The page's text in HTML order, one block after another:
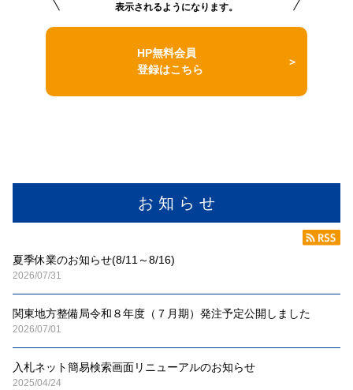
お 知 ら せ
夏季休業のお知らせ(8/11～8/16)
2026/07/31
関東地方整備局令和８年度（７月期）発注予定公開しました
2026/07/01
入札ネット簡易検索画面リニューアルのお知らせ
2025/04/24
表示されるようになります。
HP無料会員
登録はこちら